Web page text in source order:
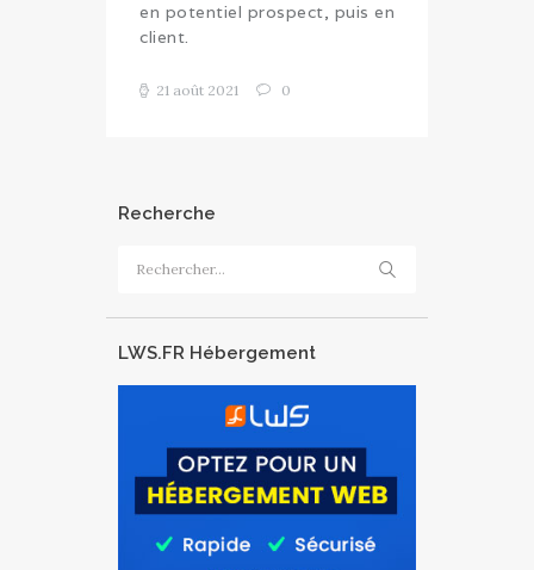
en potentiel prospect, puis en
client.
21 août 2021 0
Recherche
LWS.FR Hébergement